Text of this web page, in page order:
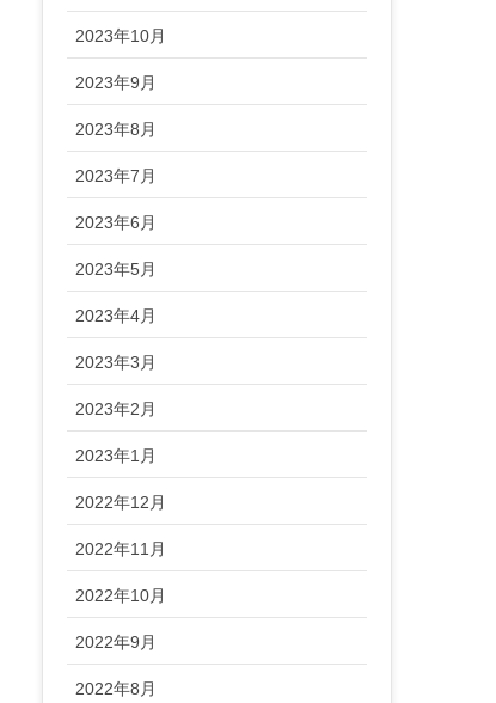
2023年10月
2023年9月
2023年8月
2023年7月
2023年6月
2023年5月
2023年4月
2023年3月
2023年2月
2023年1月
2022年12月
2022年11月
2022年10月
2022年9月
2022年8月